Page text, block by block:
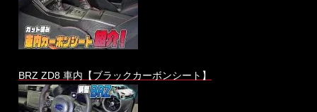
BRZ ZD8 車内【ブラックカーボンシート】